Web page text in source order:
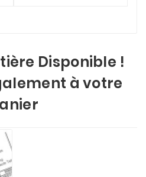
Disponible !
à votre